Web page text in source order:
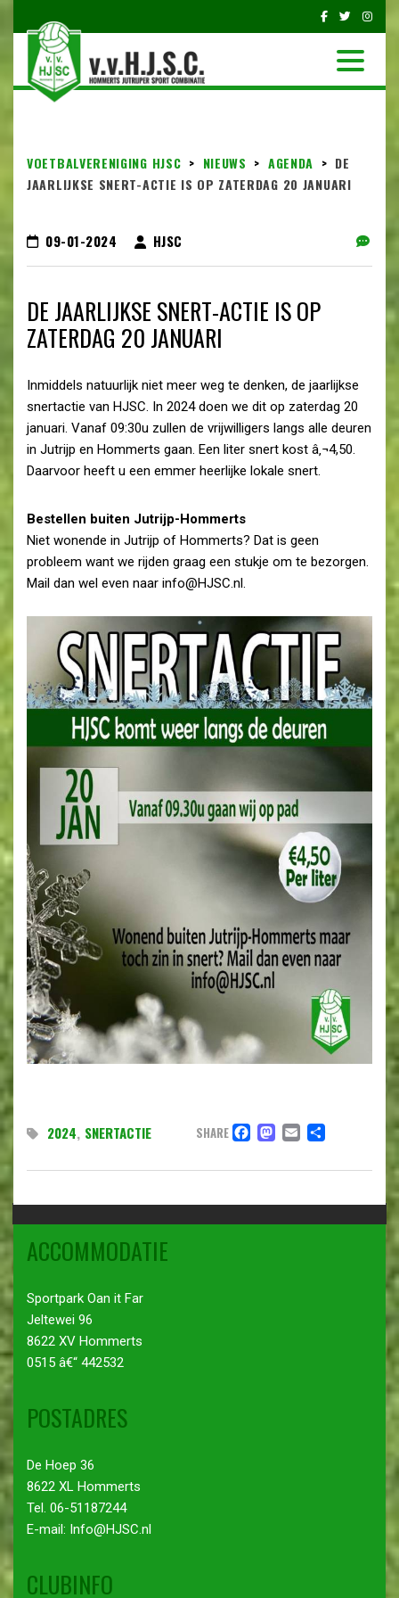
VOETBALVERENIGING HJSC > NIEUWS > AGENDA > DE
JAARLIJKSE SNERT-ACTIE IS OP ZATERDAG 20 JANUARI
09-01-2024 HJSC
DE JAARLIJKSE SNERT-ACTIE IS OP
ZATERDAG 20 JANUARI
Inmiddels natuurlijk niet meer weg te denken, de jaarlijkse
snertactie van HJSC. In 2024 doen we dit op zaterdag 20
januari. Vanaf 09:30u zullen de vrijwilligers langs alle deuren
in Jutrijp en Hommerts gaan. Een liter snert kost â‚¬4,50.
Daarvoor heeft u een emmer heerlijke lokale snert.
Bestellen buiten Jutrijp-Hommerts
Niet wonende in Jutrijp of Hommerts? Dat is geen
probleem want we rijden graag een stukje om te bezorgen.
Mail dan wel even naar info@HJSC.nl.
2024, SNERTACTIE SHARE FACEBOOK
EMAILDELEN
ACCOMMODATIE
Sportpark Oan it Far
Jeltewei 96
8622 XV Hommerts
0515 â€“ 442532
POSTADRES
De Hoep 36
8622 XL Hommerts
Tel. 06-51187244
E-mail: Info@HJSC.nl
CLUBINFO